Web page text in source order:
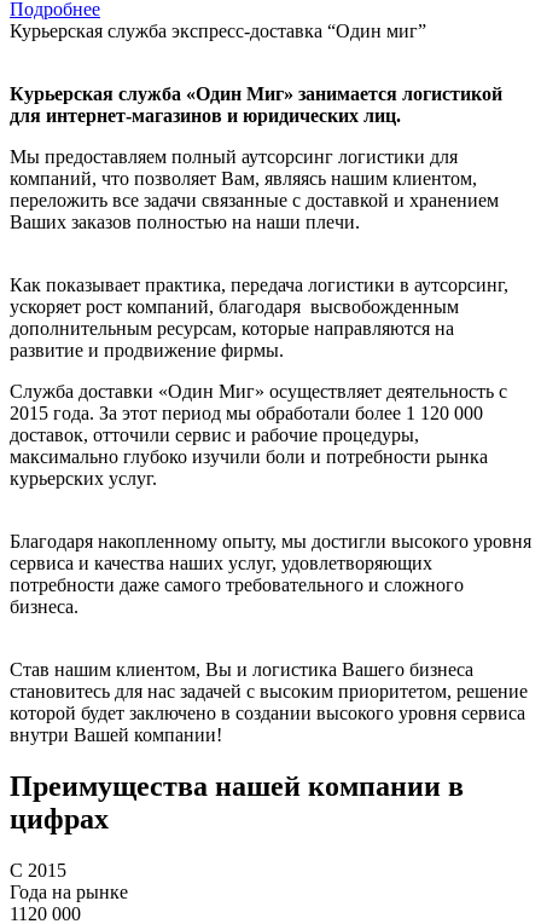
Подробнее
Курьерская служба экспресс-доставка “Один миг”
Курьерская служба «Один Миг» занимается логистикой
для интернет-магазинов и юридических лиц.
Мы предоставляем полный аутсорсинг логистики для
компаний, что позволяет Вам, являясь нашим клиентом,
переложить все задачи связанные с доставкой и хранением
Ваших заказов полностью на наши плечи.
Как показывает практика, передача логистики в аутсорсинг,
ускоряет рост компаний, благодаря высвобожденным
дополнительным ресурсам, которые направляются на
развитие и продвижение фирмы.
Служба доставки «Один Миг» осуществляет деятельность с
2015 года. За этот период мы обработали более 1 120 000
доставок, отточили сервис и рабочие процедуры,
максимально глубоко изучили боли и потребности рынка
курьерских услуг.
Благодаря накопленному опыту, мы достигли высокого уровня
сервиса и качества наших услуг, удовлетворяющих
потребности даже самого требовательного и сложного
бизнеса.
Став нашим клиентом, Вы и логистика Вашего бизнеса
становитесь для нас задачей с высоким приоритетом, решение
которой будет заключено в создании высокого уровня сервиса
внутри Вашей компании!
Преимущества нашей компании в
цифрах
С 2015
Года на рынке
1120 000